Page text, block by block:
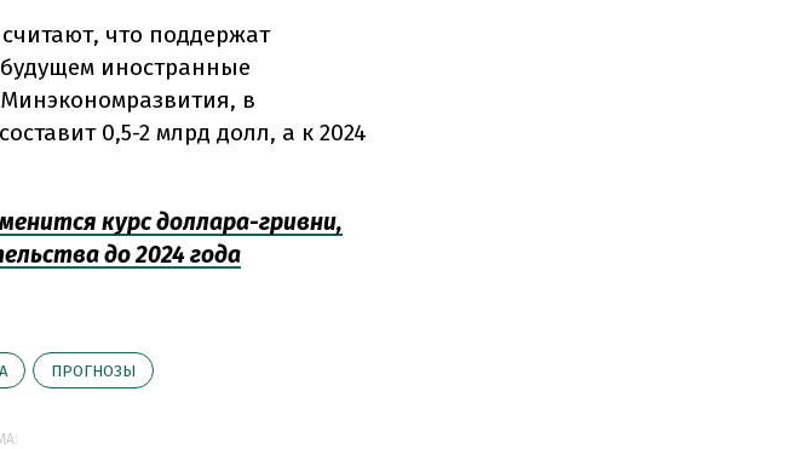
что поддержат
иностранные
в
0,5-2 млрд долл, а к 2024
курс доллара-гривни,
до 2024 года
ПРОГНОЗЫ